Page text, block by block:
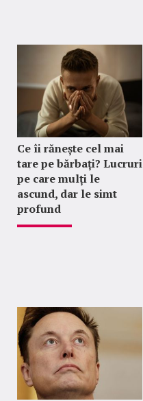
Ce îi rănește cel mai
tare pe bărbați? Lucruri
pe care mulți le
ascund, dar le simt
profund